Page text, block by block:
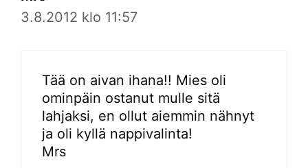
3.8.2012 klo 11:57
Tää on aivan ihana!! Mies oli
ominpäin ostanut mulle sitä
lahjaksi, en ollut aiemmin nähnyt
ja oli kyllä nappivalinta!
Mrs